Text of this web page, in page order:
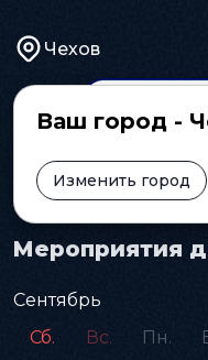
Чехов
Ваш город -
Изменить город
Главная Афиша
Мероприятия
Сентябрь
Сб.
Вс. Пн.